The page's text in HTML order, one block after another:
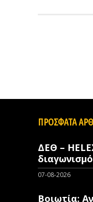
ΠΡΟΣΦΑΤΑ
ΔΕΘ –
07-08-2026
Βοιωτία: